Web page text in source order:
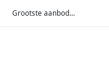
Grootste aanbod...